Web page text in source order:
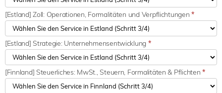
[Estland] Zoll: Operationen, Formalitäten und Verpflichtungen*
[Estland] Strategie: Unternehmensentwicklung *
[Finnland] Steuerliches: MwSt., Steuern, Formalitäten & Pflichten*